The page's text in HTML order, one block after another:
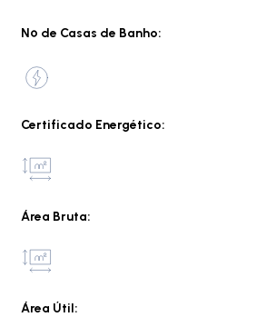
Nº de Casas de Banho:
Certificado Energético:
Área Bruta:
Área Útil: